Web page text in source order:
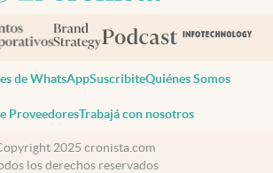
de WhatsAppSuscribiteQuiénes Somos
ProveedoresTrabajá con nosotros
2025 cronista.com
los derechos reservados